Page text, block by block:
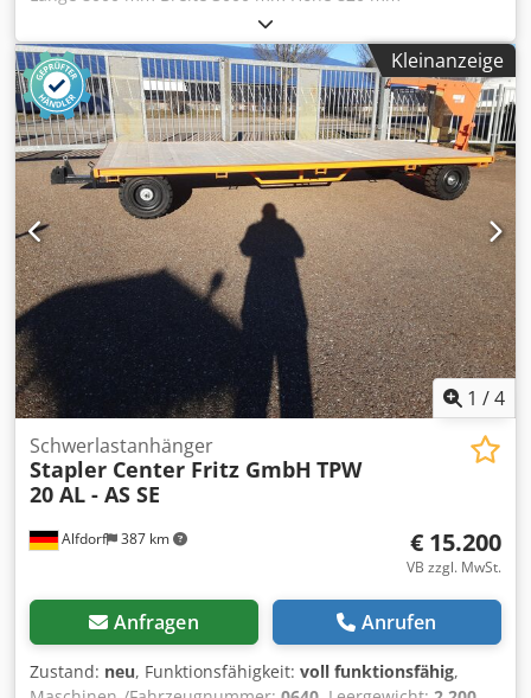
Hinterachse: star Vorderachse: lenkbar Maschinengewicht
ca. 4,0 t Raumbedarf ca. 8,25 x 3,0 x 0,82 mm
Schwerlastanhänger mit - Deichselhöhe gerade 440mm -
robust, geringer Wartungsaufwand Cedoirwwtspfx Acyoha
- 50mm impregnierte Holzauflage. Preis auf Anfrage
Kleinanzeige
1 /4
Alfdorf 387 km
Schwerlastanhänger
Stapler Center Fritz GmbH TPW
20 AL - AS SE
€ 15.200
VB zzgl. MwSt.
Anfragen Anrufen
Zustand: neu, Funktionsfähigkeit: voll funktionsfähig,